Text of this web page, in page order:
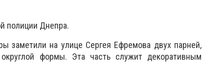
полиции Днепра.
заметили на улице Сергея Ефремова двух парней,
формы. Эта часть служит декоративным